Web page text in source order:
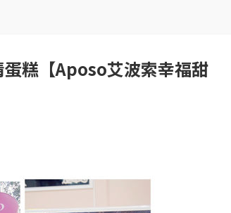
糕【Aposo艾波索幸福甜